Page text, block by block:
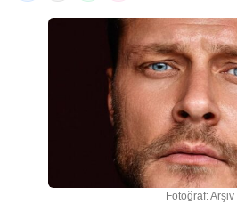
Fotoğraf: Arşiv